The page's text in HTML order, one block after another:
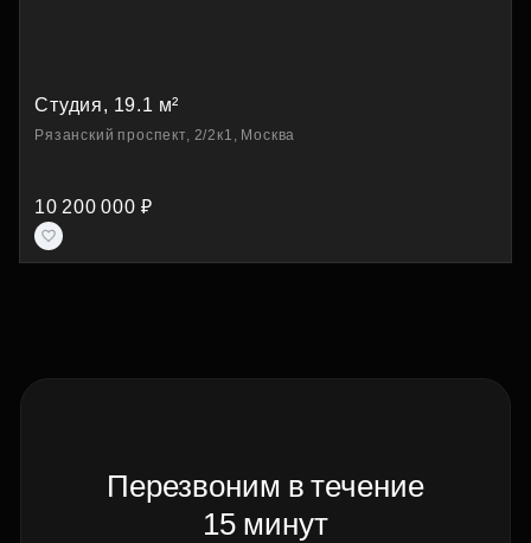
Студия, 19.1 м²
Рязанский проспект, 2/2к1, Москва
10 200 000 ₽
Перезвоним в течение
15 минут